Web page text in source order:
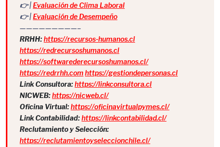
👉 |Evaluación de Clima Laboral
👉 |Evaluación de Desempeño
—————————–
RRHH:https://recursos-humanos.cl
https://redrecursoshumanos.cl
https://softwarederecursoshumanos.cl/
https://redrrhh.comhttps://gestiondepersonas.cl
Link Consultora:https://linkconsultora.cl
NICWEB:https://nicweb.cl/
Oficina Virtual:https://oficinavirtualpymes.cl/
Link Contabilidad:https://linkcontabilidad.cl/
Reclutamiento y Selección:
https://reclutamientoyseleccionchile.cl/